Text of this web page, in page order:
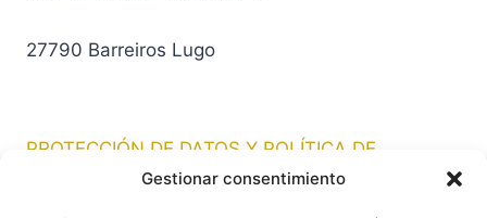
Gestionar consentimiento
27790 Barreiros Lugo
PROTECCIÓN DE DATOS Y POLÍTICA DE